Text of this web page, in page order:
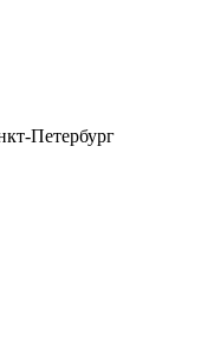
Петербург